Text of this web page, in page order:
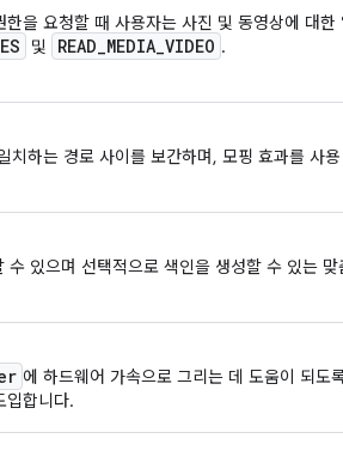
을 요청할 때 사용자는 사진 및 동영상에 대한
및 READ_MEDIA_VIDEO .
치하는 경로 사이를 보간하며, 모핑 효과를 사
있으며 선택적으로 색인을 생성할 수 있는 맞
에 하드웨어 가속으로 그리는 데 도움이 되도
입합니다.